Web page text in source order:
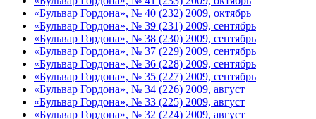
«Бульвар Гордона», № 40 (232) 2009, октябрь
«Бульвар Гордона», № 39 (231) 2009, сентябрь
«Бульвар Гордона», № 38 (230) 2009, сентябрь
«Бульвар Гордона», № 37 (229) 2009, сентябрь
«Бульвар Гордона», № 36 (228) 2009, сентябрь
«Бульвар Гордона», № 35 (227) 2009, сентябрь
«Бульвар Гордона», № 34 (226) 2009, август
«Бульвар Гордона», № 33 (225) 2009, август
«Бульвар Гордона», № 32 (224) 2009, август